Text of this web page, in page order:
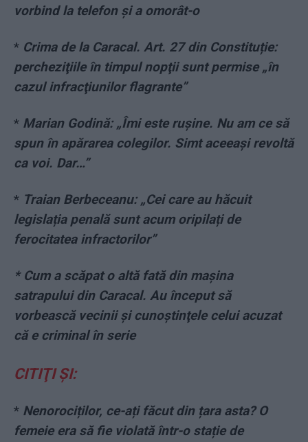
vorbind la telefon și a omorât-o
* Crima de la Caracal. Art. 27 din Constituție:
percheziţiile în timpul nopţii sunt permise „în
cazul infracţiunilor flagrante”
* Marian Godină: „Îmi este rușine. Nu am ce să
spun în apărarea colegilor. Simt aceeași revoltă
ca voi. Dar…”
* Traian Berbeceanu: „Cei care au hăcuit
legislația penală sunt acum oripilați de
ferocitatea infractorilor”
* Cum a scăpat o altă fată din maşina
satrapului din Caracal. Au început să
vorbească vecinii şi cunoştinţele celui acuzat
că e criminal în serie
CITIŢI ŞI:
* Nenorociților, ce-ați făcut din țara asta? O
femeie era să fie violată într-o stație de